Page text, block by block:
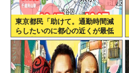
東京都民「助けて。通勤時間減
らしたいのに都心の近くが最低
10万払わないと住めないの」